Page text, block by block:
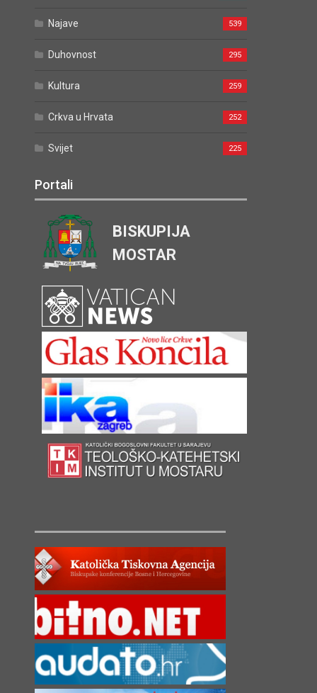
Najave 539
Duhovnost 295
Kultura 259
Crkva u Hrvata 252
Svijet 225
Portali
BISKUPIJA
MOSTAR